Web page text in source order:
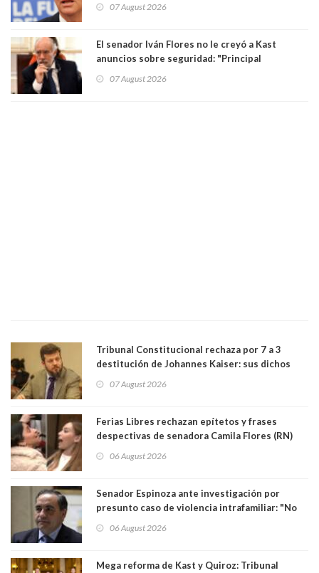
07 August 2026
El senador Iván Flores no le creyó a Kast
anuncios sobre seguridad: "Principal
perseguir ruta del dinero y levantar secreto
07 August 2026
Tribunal Constitucional rechaza por 7 a 3
destitución de Johannes Kaiser: sus dichos
justicia constitucional porque no es diputado
07 August 2026
Ferias Libres rechazan epítetos y frases
despectivas de senadora Camila Flores (RN)
06 August 2026
Senador Espinoza ante investigación por
presunto caso de violencia intrafamiliar: "No
antecedentes a Tribunal Supremo
06 August 2026
Mega reforma de Kast y Quiroz: Tribunal